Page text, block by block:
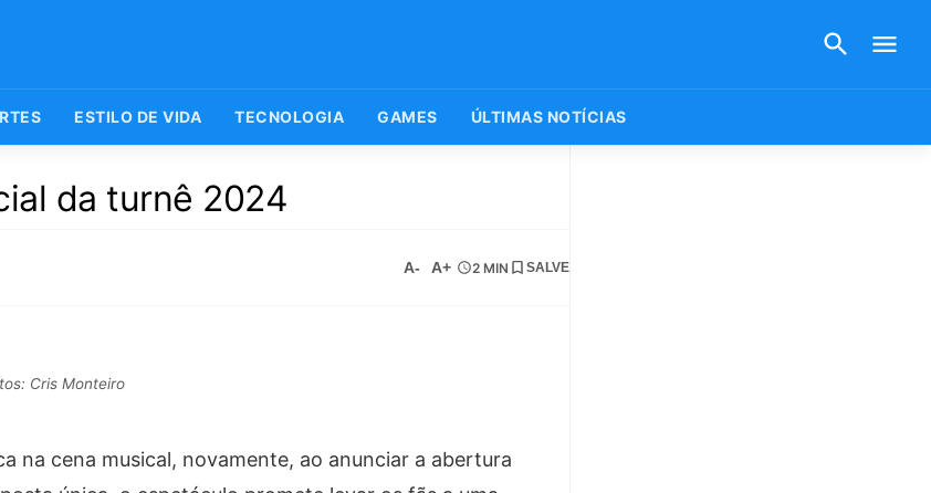
ESTILO DE VIDA TECNOLOGIA GAMES ÚLTIMAS NOTÍCIAS
da turnê 2024
A- A+ 2 MIN SALVE
Cris Monteiro
na cena musical, novamente, ao anunciar a abertura